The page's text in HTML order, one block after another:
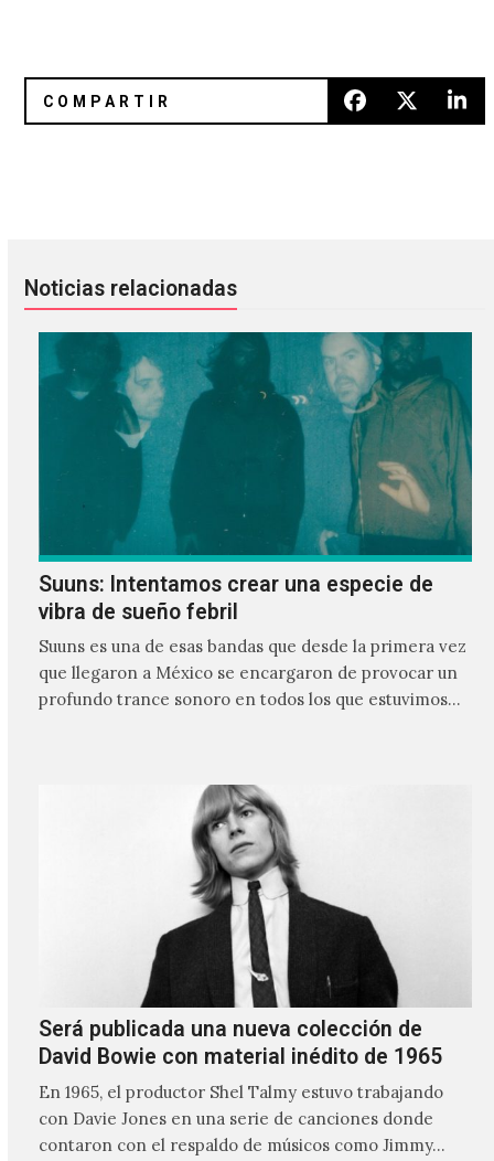
Noticias relacionadas
Suuns: Intentamos crear una especie de
vibra de sueño febril
Suuns es una de esas bandas que desde la primera vez
que llegaron a México se encargaron de provocar un
profundo trance sonoro en todos los que estuvimos
Será publicada una nueva colección de
David Bowie con material inédito de 1965
En 1965, el productor Shel Talmy estuvo trabajando
con Davie Jones en una serie de canciones donde
contaron con el respaldo de músicos como Jimmy…